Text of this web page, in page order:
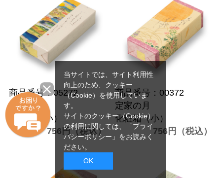
商品番号：05272
嵯峨乃焼
化粧箱（小）
756円（税込）
商品番号：00372
定家の月
化粧箱（小）
756円（税込）
当サイトでは、サイト利用性
向上のため、クッキー
（Cookie）を使用していま
す。
サイトのクッキー（Cookie）
の利用に関しては、
「プライ
バシーポリシー」 をお読みく
ださい。
OK